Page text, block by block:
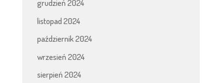
grudzień 2024
listopad 2024
październik 2024
wrzesień 2024
sierpień 2024